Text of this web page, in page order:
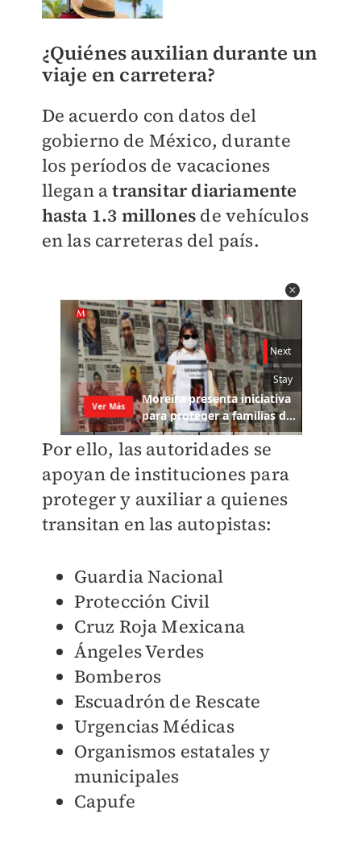
¿Quiénes auxilian durante un
viaje en carretera?
De acuerdo con datos del
gobierno de México, durante
los períodos de vacaciones
llegan atransitar diariamente
hasta 1.3 millones de vehículos
en las carreteras del país.
Por ello, las autoridades se
apoyan de instituciones para
proteger y auxiliar a quienes
transitan en las autopistas:
Guardia Nacional
Protección Civil
Cruz Roja Mexicana
Ángeles Verdes
Bomberos
Escuadrón de Rescate
Urgencias Médicas
Organismos estatales y
municipales
Capufe